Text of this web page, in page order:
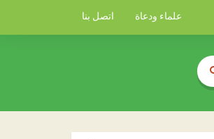
علماء ودعاة اتصل بنا